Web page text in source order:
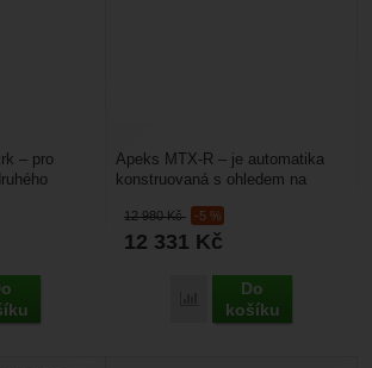
Pružný závěs na krk' k porovnání
– pro
12 980Kč -5 %
12 331 Kč
Přidat 'Apeks MTX-R' k
Do
košíku
Apeks MTX-R – je automatika
konstruovaná s ohledem na
proto maximalizovanou...